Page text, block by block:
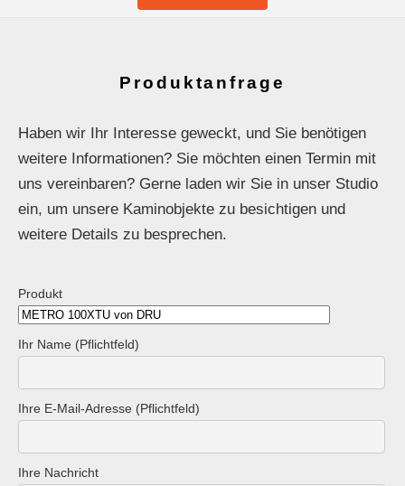
Produktanfrage
Haben wir Ihr Interesse geweckt, und Sie benötigen
weitere Informationen? Sie möchten einen Termin mit
uns vereinbaren? Gerne laden wir Sie in unser Studio
ein, um unsere Kaminobjekte zu besichtigen und
weitere Details zu besprechen.
Produkt
Ihr Name (Pflichtfeld)
Ihre E-Mail-Adresse (Pflichtfeld)
Ihre Nachricht